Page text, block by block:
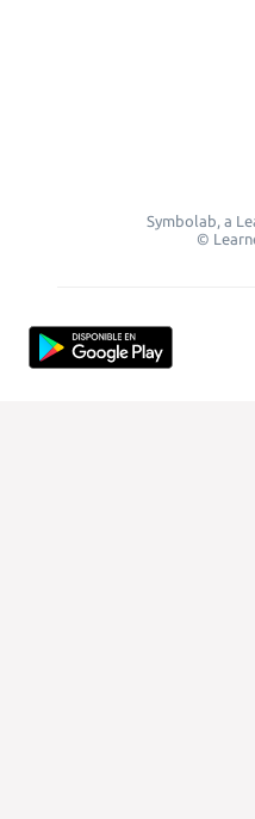
Symbolab, a
©